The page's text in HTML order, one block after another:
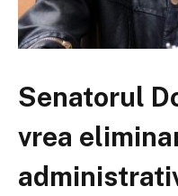
Senatorul
vrea